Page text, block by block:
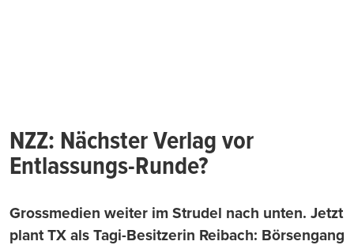
NZZ: Nächster Verlag vor
Entlassungs-Runde?
Grossmedien weiter im Strudel nach unten. Jetzt
plant TX als Tagi-Besitzerin Reibach: Börsengang